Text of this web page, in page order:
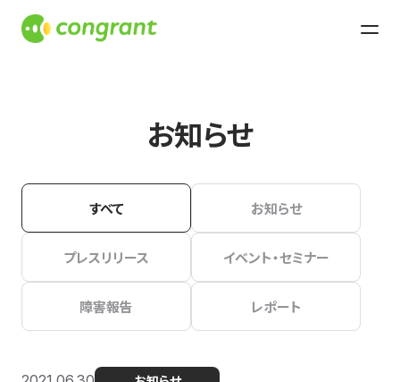
お知らせ
すべて お知らせ
プレスリリース イベント・セミナー
障害報告 レポート